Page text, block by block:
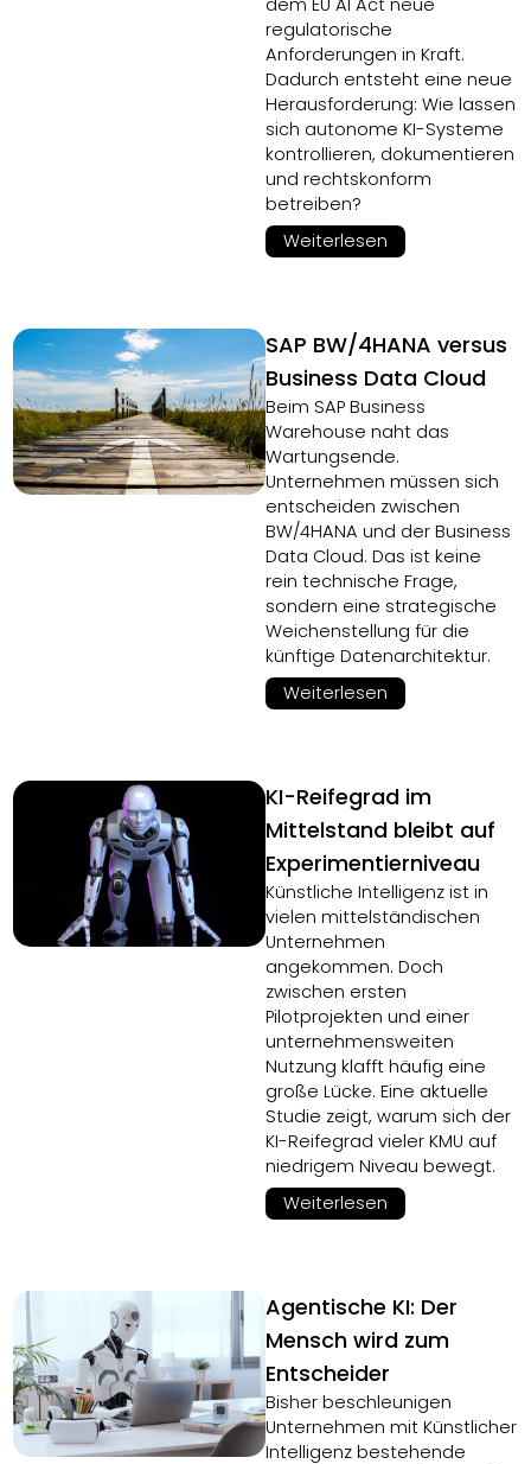
dem EU AI Act neue
regulatorische
Anforderungen in Kraft.
Dadurch entsteht eine neue
Herausforderung: Wie lassen
sich autonome KI-Systeme
kontrollieren, dokumentieren
und rechtskonform
betreiben?
Weiterlesen
SAP BW/4HANA versus
Business Data Cloud
Beim SAP Business
Warehouse naht das
Wartungsende.
Unternehmen müssen sich
entscheiden zwischen
BW/4HANA und der Business
Data Cloud. Das ist keine
rein technische Frage,
sondern eine strategische
Weichenstellung für die
künftige Datenarchitektur.
Weiterlesen
KI-Reifegrad im
Mittelstand bleibt auf
Experimentierniveau
Künstliche Intelligenz ist in
vielen mittelständischen
Unternehmen
angekommen. Doch
zwischen ersten
Pilotprojekten und einer
unternehmensweiten
Nutzung klafft häufig eine
große Lücke. Eine aktuelle
Studie zeigt, warum sich der
KI-Reifegrad vieler KMU auf
niedrigem Niveau bewegt.
Weiterlesen
Agentische KI: Der
Mensch wird zum
Entscheider
Bisher beschleunigen
Unternehmen mit Künstlicher
Intelligenz bestehende